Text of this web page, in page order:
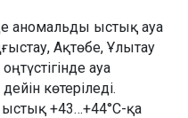
аномальды ыстық ауа
Ақтөбе, Ұлытау
ауа
көтеріледі.
+43…+44°C-қа